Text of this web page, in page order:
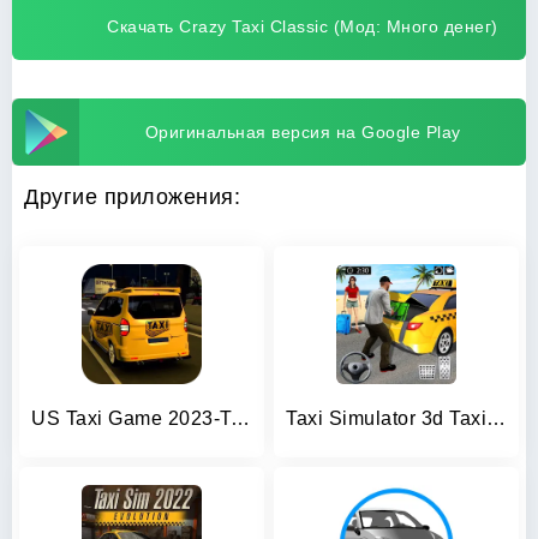
Скачать Crazy Taxi Classic (Мод: Много денег)
Оригинальная версия на Google Play
Другие приложения:
US Taxi Game 2023-Taxi Driver Taxi Simulator 3d Taxi Sim